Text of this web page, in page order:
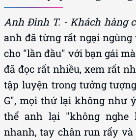
Anh Đình T. - Khách hàng
anh đã từng rất ngại
cho "lần đầu" với bạn gái
đã đọc rất nhiều, xem rất
tập luyện trong tưởng
G", mọi thứ lại không như
thể anh lại "không
nhanh, tay chân run rẩy